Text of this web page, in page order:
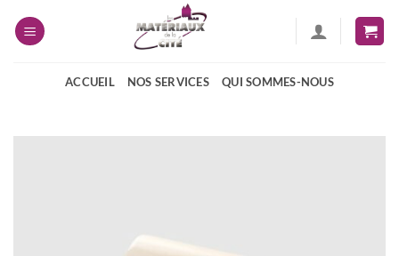
ACCUEIL NOS SERVICES QUI SOMMES-NOUS